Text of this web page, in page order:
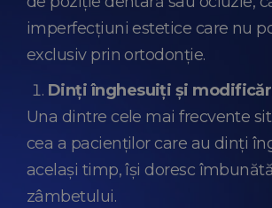
imperfecțiuni estetice care nu
exclusiv prin ortodonție.
Dinți înghesuiți și
Una dintre cele mai frecvente
cea a pacienților care au dinți
același timp, își doresc
zâmbetului.